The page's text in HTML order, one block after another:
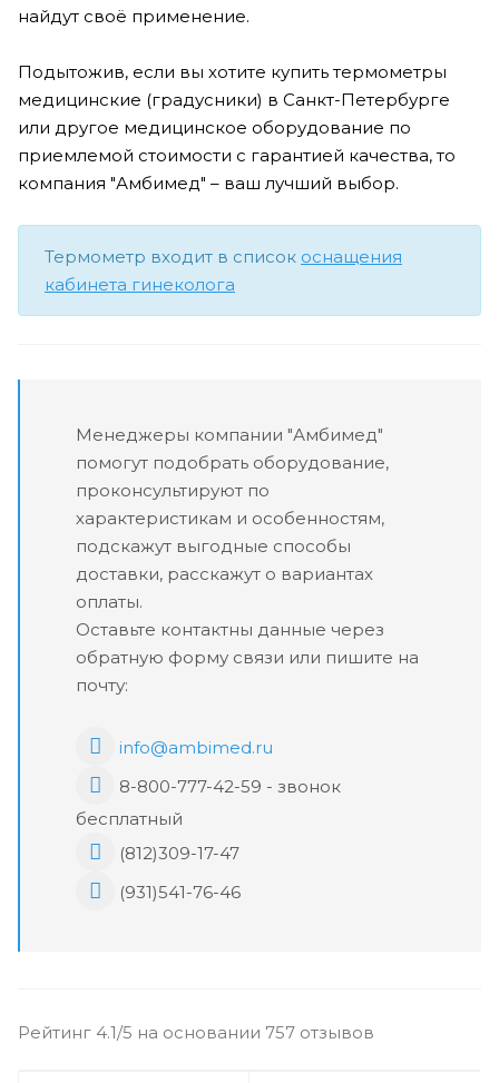
найдут своё применение.
Подытожив, если вы хотите купить термометры
медицинские (градусники) в Санкт-Петербурге
или другое медицинское оборудование по
приемлемой стоимости с гарантией качества, то
компания "Амбимед" – ваш лучший выбор.
Термометр входит в список оснащения
кабинета гинеколога
Менеджеры компании "Амбимед"
помогут подобрать оборудование,
проконсультируют по
характеристикам и особенностям,
подскажут выгодные способы
доставки, расскажут о вариантах
оплаты.
Оставьте контактны данные через
обратную форму связи или пишите на
почту:
info@ambimed.ru
8-800-777-42-59 - звонок
бесплатный
(812)309-17-47
(931)541-76-46
Рейтинг 4.1/5 на основании 757 отзывов